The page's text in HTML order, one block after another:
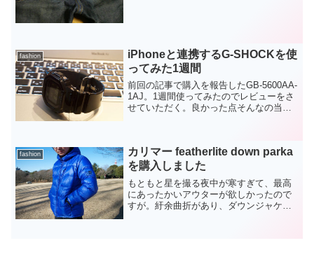
fashion
iPhoneと連携するG-SHOCKを使
ってみた1週間
前回の記事で購入を報告したGB-5600AA-
1AJ。1週間使ってみたのでレビューをさ
せていただく。良かった点そんなの当た
年間は持...
fashion
カリマー featherlite down parka
を購入しました
もともと星を撮る夜中が寒すぎて、最高
にあったかいアウターが欲しかったので
すが。紆余曲折があり、ダウンジャケッ